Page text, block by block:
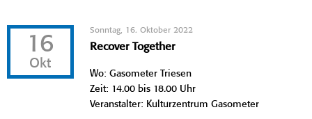
16
Okt
Sonntag, 16. Oktober 2022
Recover Together
Wo: Gasometer Triesen
Zeit: 14.00 bis 18.00 Uhr
Veranstalter: Kulturzentrum Gasometer